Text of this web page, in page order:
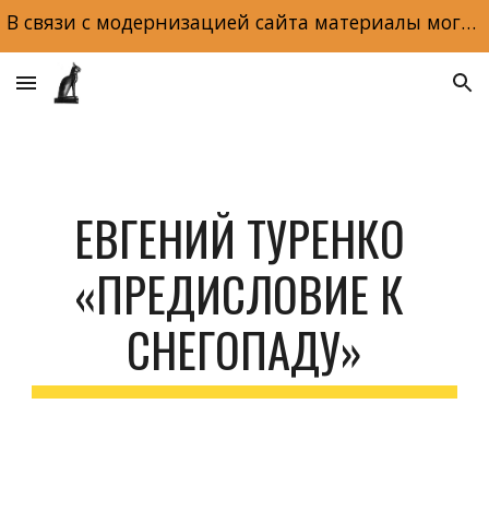
Skip to main content Skip to navigation
В связи с модернизацией сайта материалы могут отображаться некорректно. Макеты и обложки книг доступны по ссылке на главной странице сайта.
ЕВГЕНИЙ ТУРЕНКО
«ПРЕДИСЛОВИЕ К
СНЕГОПАДУ»